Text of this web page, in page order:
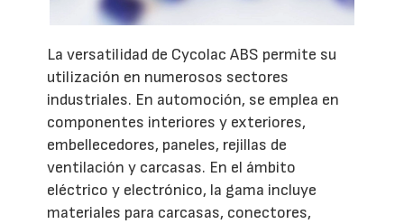
La versatilidad de Cycolac ABS permite su
utilización en numerosos sectores
industriales. En automoción, se emplea en
componentes interiores y exteriores,
embellecedores, paneles, rejillas de
ventilación y carcasas. En el ámbito
eléctrico y electrónico, la gama incluye
materiales para carcasas, conectores,